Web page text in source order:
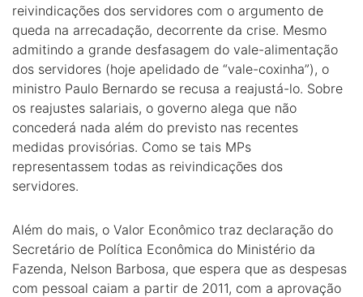
reivindicações dos servidores com o argumento de
queda na arrecadação, decorrente da crise. Mesmo
admitindo a grande desfasagem do vale-alimentação
dos servidores (hoje apelidado de “vale-coxinha”), o
ministro Paulo Bernardo se recusa a reajustá-lo. Sobre
os reajustes salariais, o governo alega que não
concederá nada além do previsto nas recentes
medidas provisórias. Como se tais MPs
representassem todas as reivindicações dos
servidores.
Além do mais, o Valor Econômico traz declaração do
Secretário de Política Econômica do Ministério da
Fazenda, Nelson Barbosa, que espera que as despesas
com pessoal caiam a partir de 2011, com a aprovação